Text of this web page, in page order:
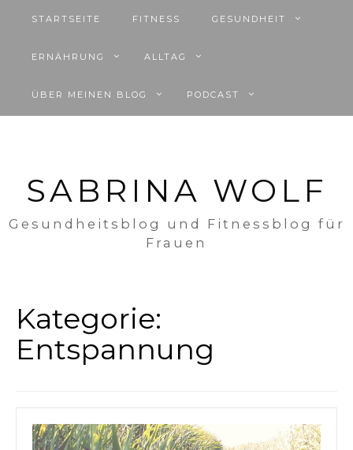
STARTSEITE FITNESS GESUNDHEIT
ERNÄHRUNG ALLTAG
ÜBER MEINEN BLOG PODCAST
SABRINA WOLF
Gesundheitsblog und Fitnessblog für
Frauen
Kategorie:
Entspannung